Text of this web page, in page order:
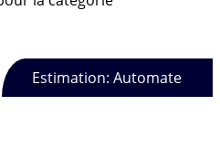
Estimation: Automate